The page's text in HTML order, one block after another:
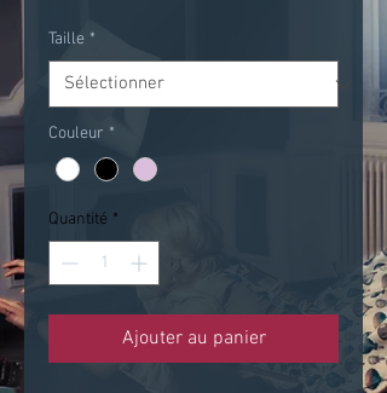
Taille *
Couleur *
Quantité *
Ajouter au panier